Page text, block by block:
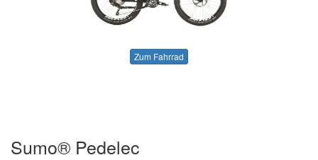
Zum Fahrrad
Sumo® Pedelec